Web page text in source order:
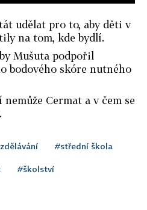
udělat pro to, aby děti v
na tom, kde bydlí.
Mušuta podpořil
bodového skóre nutného
Cermat a v čem se
#střední škola
#školství